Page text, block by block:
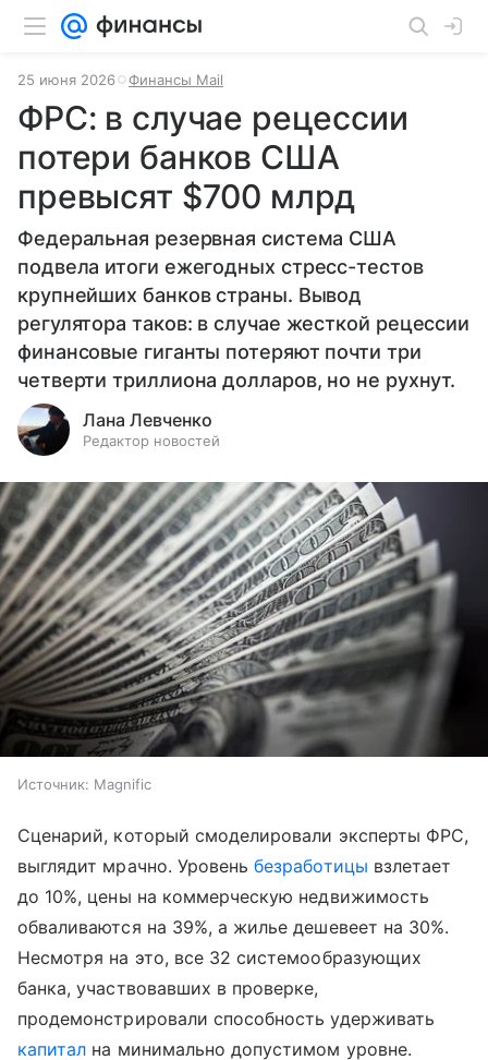
25 июня 2026 Финансы Mail
ФРС: в случае рецессии
потери банков США
превысят $700 млрд
Федеральная резервная система США
подвела итоги ежегодных стресс-тестов
крупнейших банков страны. Вывод
регулятора таков: в случае жесткой рецессии
финансовые гиганты потеряют почти три
четверти триллиона долларов, но не рухнут.
Лана Левченко
Редактор новостей
Источник: Magnific
Сценарий, который смоделировали эксперты ФРС,
выглядит мрачно. Уровеньбезработицы взлетает
до 10%, цены на коммерческую недвижимость
обваливаются на 39%, а жилье дешевеет на 30%.
Несмотря на это, все 32 системообразующих
банка, участвовавших в проверке,
продемонстрировали способность удерживать
капитал на минимально допустимом уровне.